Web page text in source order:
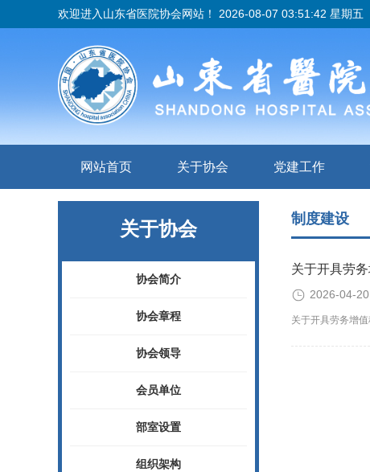
欢迎进入山东省医院协会网站！ 2026-08-07 03:51:42 星期五
网站首页 关于协会 党建工作
关于协会
协会简介
协会章程
协会领导
会员单位
部室设置
组织架构
制度建设
关于开具劳
2026-04-20
关于开具劳务增